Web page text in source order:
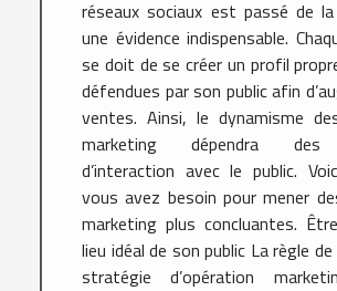
réseaux sociaux est passé de
une évidence indispensable.
se doit de se créer un profil
défendues par son public afin
ventes. Ainsi, le dynamisme
marketing dépendra des
d’interaction avec le public.
vous avez besoin pour mener
marketing plus concluantes.
lieu idéal de son public La règle
stratégie d’opération